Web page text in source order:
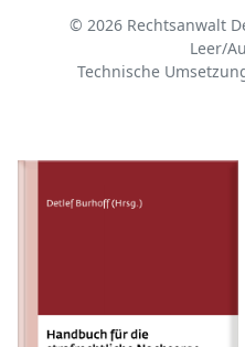
© 2026 Rechtsanwalt
Leer/
Technische